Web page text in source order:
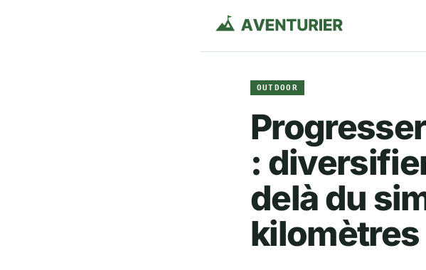
OUTDOOR
:
delà du
kilomètres